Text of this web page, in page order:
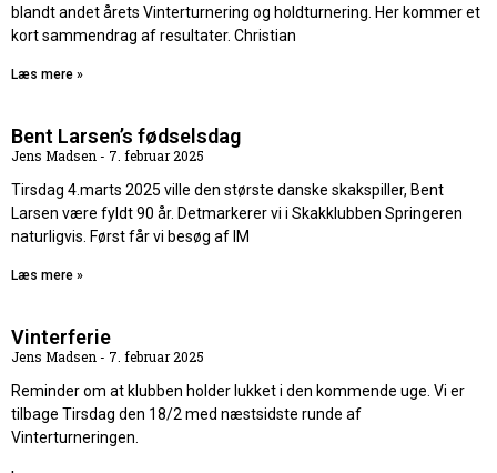
blandt andet årets Vinterturnering og holdturnering. Her kommer et
kort sammendrag af resultater. Christian
Læs mere »
Bent Larsen’s fødselsdag
Jens Madsen
7. februar 2025
Tirsdag 4.marts 2025 ville den største danske skakspiller, Bent
Larsen være fyldt 90 år. Detmarkerer vi i Skakklubben Springeren
naturligvis. Først får vi besøg af IM
Læs mere »
Vinterferie
Jens Madsen
7. februar 2025
Reminder om at klubben holder lukket i den kommende uge. Vi er
tilbage Tirsdag den 18/2 med næstsidste runde af
Vinterturneringen.